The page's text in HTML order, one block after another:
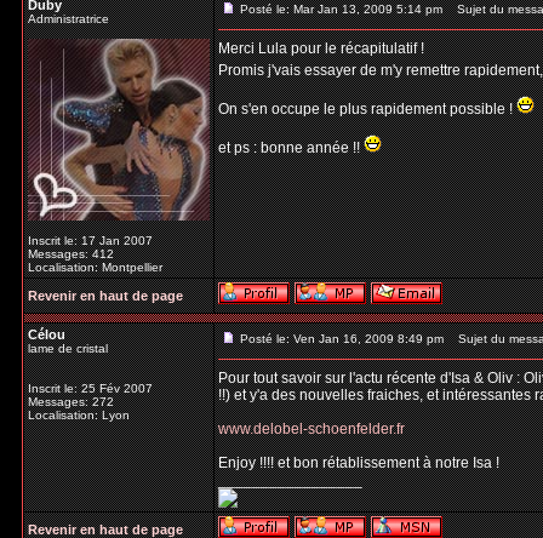
Duby
Administratrice
Inscrit le: 17 Jan 2007
Messages: 412
Localisation: Montpellier
Posté le: Mar Jan 13, 2009 5:14 pm Sujet du
Merci Lula pour le récapitulatif !
Promis j'vais essayer de m'y remettre
On s'en occupe le plus rapidement possible !
et ps : bonne année !!
Revenir en haut de page
Célou
lame de cristal
Inscrit le: 25 Fév 2007
Messages: 272
Localisation: Lyon
Posté le: Ven Jan 16, 2009 8:49 pm Sujet du
Pour tout savoir sur l'actu récente d'Isa & Oliv :
!!) et y'a des nouvelles fraiches, et intéressantes
www.delobel-schoenfelder.fr
Enjoy !!!! et bon rétablissement à notre Isa !
_________________
Revenir en haut de page